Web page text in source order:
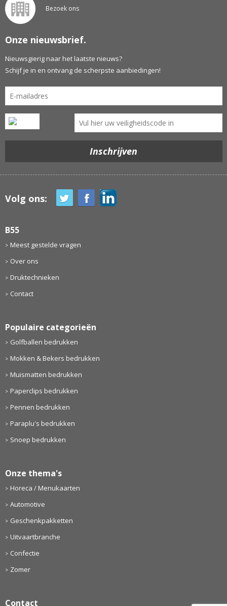
Bezoek ons
Onze nieuwsbrief.
Nieuwsgierig naar het laatste nieuws?
Schijf je in en ontvang de scherpste aanbiedingen!
Volg ons:
B55
Meest gestelde vragen
Over ons
Druktechnieken
Contact
Populaire categorieën
Golfballen bedrukken
Mokken & Bekers bedrukken
Muismatten bedrukken
Paperclips bedrukken
Pennen bedrukken
Paraplu's bedrukken
Snoep bedrukken
Onze thema's
Horeca / Menukaarten
Automotive
Geschenkpakketten
Uitvaartbranche
Confectie
Zomer
Contact